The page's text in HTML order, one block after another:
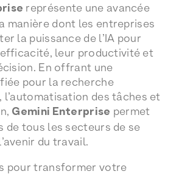
représente une avancée
manière dont les entreprises
la puissance de l’IA pour
leur productivité et
En offrant une
pour la recherche
l’automatisation des tâches et
Gemini Enterprise permet
de tous les secteurs de se
du travail.
pour transformer votre